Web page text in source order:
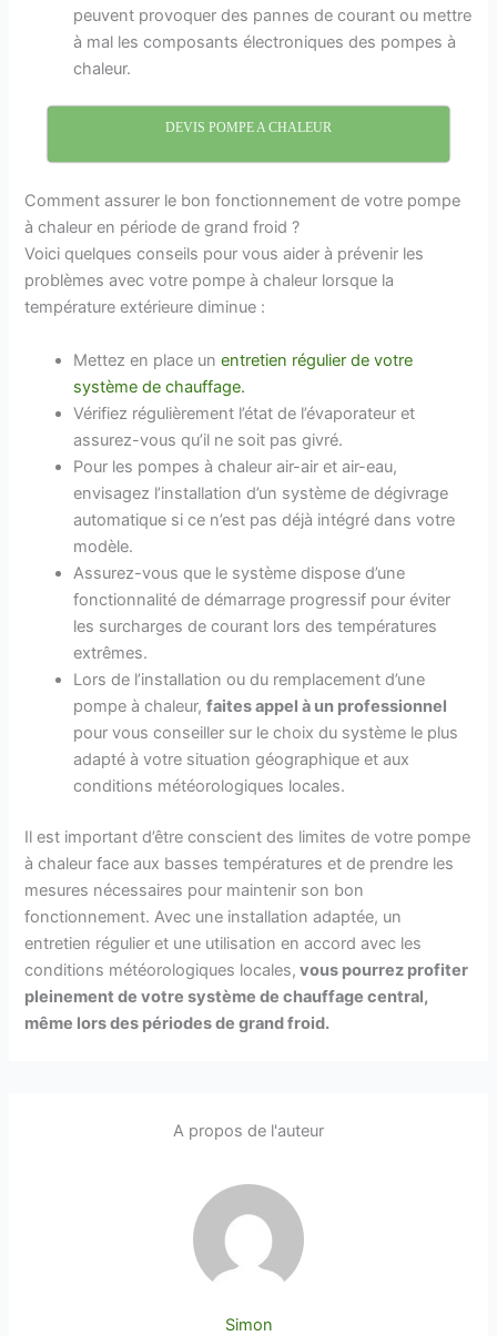
peuvent provoquer des pannes de courant ou mettre
à mal les composants électroniques des pompes à
chaleur.
DEVIS POMPE A CHALEUR
Comment assurer le bon fonctionnement de votre pompe
à chaleur en période de grand froid ?
Voici quelques conseils pour vous aider à prévenir les
problèmes avec votre pompe à chaleur lorsque la
température extérieure diminue :
Mettez en place unentretien régulier de votre
système de chauffage.
Vérifiez régulièrement l’état de l’évaporateur et
assurez-vous qu’il ne soit pas givré.
Pour les pompes à chaleur air-air et air-eau,
envisagez l’installation d’un système de dégivrage
automatique si ce n’est pas déjà intégré dans votre
modèle.
Assurez-vous que le système dispose d’une
fonctionnalité de démarrage progressif pour éviter
les surcharges de courant lors des températures
extrêmes.
Lors de l’installation ou du remplacement d’une
pompe à chaleur,faites appel à un professionnel
pour vous conseiller sur le choix du système le plus
adapté à votre situation géographique et aux
conditions météorologiques locales.
Il est important d’être conscient des limites de votre pompe
à chaleur face aux basses températures et de prendre les
mesures nécessaires pour maintenir son bon
fonctionnement. Avec une installation adaptée, un
entretien régulier et une utilisation en accord avec les
conditions météorologiques locales, vous pourrez profiter
pleinement de votre système de chauffage central,
même lors des périodes de grand froid.
A propos de l'auteur
Simon